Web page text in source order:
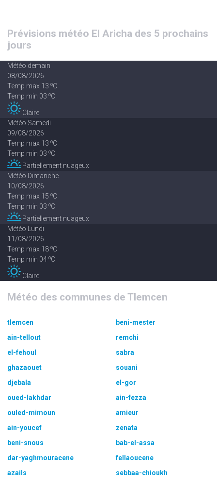
Prévisions météo El Aricha des 5 prochains
jours
Météo demain
08/08/2026
Temp max 13 oC
Temp min 03 oC
Claire
Météo Samedi
09/08/2026
Temp max 13 oC
Temp min 03 oC
Partiellement nuageux
Météo Dimanche
10/08/2026
Temp max 15 oC
Temp min 03 oC
Partiellement nuageux
Météo Lundi
11/08/2026
Temp max 18 oC
Temp min 04 oC
Claire
Météo des communes de Tlemcen
tlemcen
beni-mester
ain-tellout
remchi
el-fehoul
sabra
ghazaouet
souani
djebala
el-gor
oued-lakhdar
ain-fezza
ouled-mimoun
amieur
ain-youcef
zenata
beni-snous
bab-el-assa
dar-yaghmouracene
fellaoucene
azails
sebbaa-chioukh